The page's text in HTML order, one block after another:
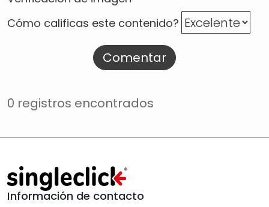
Cómo calificas este contenido?
Comentar
0 registros encontrados
Información de contacto